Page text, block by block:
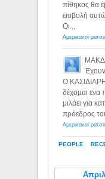
PEOPLE
πίθηκος θα
εισβολή
Οι...
Ο
δέχομαι ενα
μιλάει για
πρόεδρος